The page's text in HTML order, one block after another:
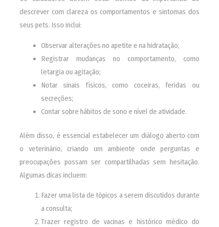
descrever com clareza os comportamentos e sintomas dos
seus pets. Isso inclui:
Observar alterações no apetite e na hidratação;
Registrar mudanças no comportamento, como
letargia ou agitação;
Notar sinais físicos, como coceiras, feridas ou
secreções;
Contar sobre hábitos de sono e nível de atividade.
Além disso, é essencial estabelecer um diálogo aberto com
o veterinário, criando um ambiente onde perguntas e
preocupações possam ser compartilhadas sem hesitação.
Algumas dicas incluem:
Fazer uma lista de tópicos a serem discutidos durante
a consulta;
Trazer registro de vacinas e histórico médico do